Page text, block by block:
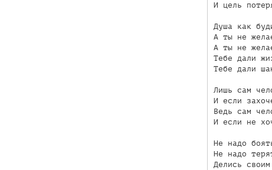
И цель
Душа как
А ты не
А ты не
Тебе дали
Тебе дали
Лишь сам
И если
Ведь сам
И если не
Не надо
Не надо
Делись